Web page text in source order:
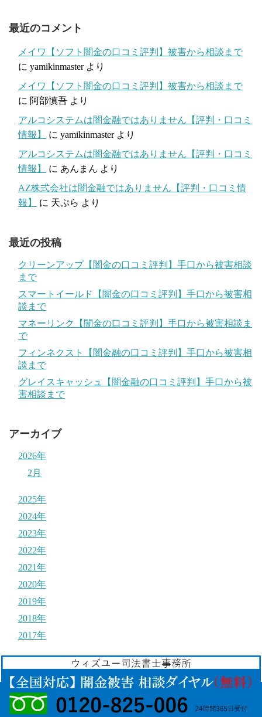
最近のコメント
メイワ【ソフト闇金の口コミ評判】被害から相談まで
に yamikinmasterより
メイワ【ソフト闇金の口コミ評判】被害から相談まで
に 阿部慎吾 より
アルコシステムは闇金融ではありません【評判・口コミ
情報】
に yamikinmasterより
アルコシステムは闇金融ではありません【評判・口コミ
情報】
に あんまん より
AZ株式会社は闇金融ではありません【評判・口コミ情
報】
に 天ぷら より
最近の投稿
クリーンアップ【闇金の口コミ評判】手口から被害相談
まで
スマートイールド【闇金の口コミ評判】手口から被害相
談まで
マネーリンク【闇金の口コミ評判】手口から被害相談ま
で
フィンネクスト【闇金融の口コミ評判】手口から被害相
談まで
グレイスキャッシュ【闇金融の口コミ評判】手口から被
害相談まで
アーカイブ
2026年
2月
2025年
2024年
2023年
2022年
2021年
2020年
2019年
2018年
2017年
© 2017それ闇金ですよ！.